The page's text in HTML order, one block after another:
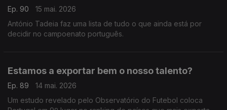
Ep. 90
15 mai. 2026
António Tadeia faz uma lista de tudo o que ainda está por
decidir no campoenato português.
Estamos a exportar bem o nosso talento?
Ep. 89
14 mai. 2026
Um estudo revelado pelo Observatório do Futebol coloca